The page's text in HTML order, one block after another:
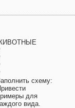
схему:
для
вида.